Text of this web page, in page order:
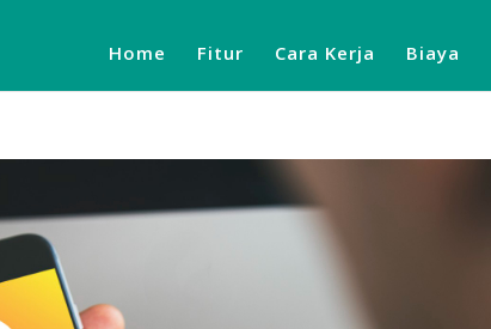
Home Fitur Cara Kerja Biaya